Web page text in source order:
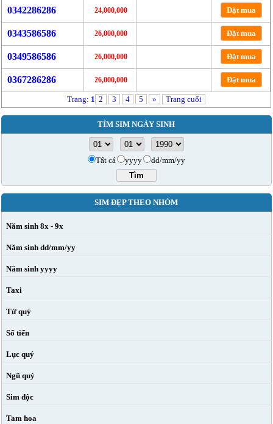
0342286286 24,000,000 Đặt mua
0343586586 26,000,000 Đặt mua
0349586586 26,000,000 Đặt mua
0367286286 26,000,000 Đặt mua
Trang: 1 2 3 4 5 » Trang cuối
TÌM SIM NGÀY SINH
Tất cả yyyy dd/mm/yy
SIM ĐẸP THEO NHÓM
Năm sinh 8x - 9x
Năm sinh dd/mm/yy
Năm sinh yyyy
Taxi
Tứ quý
Số tiến
Lục quý
Ngũ quý
Sim độc
Tam hoa